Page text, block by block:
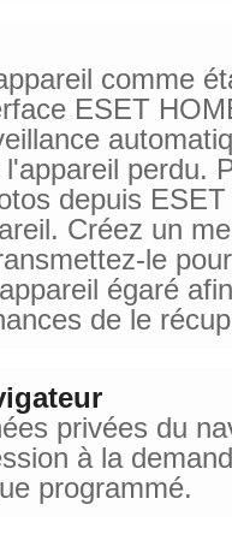
comme
ESET
perdu.
depuis
Créez un
le
égaré
de le
privées du
à la
programmé.